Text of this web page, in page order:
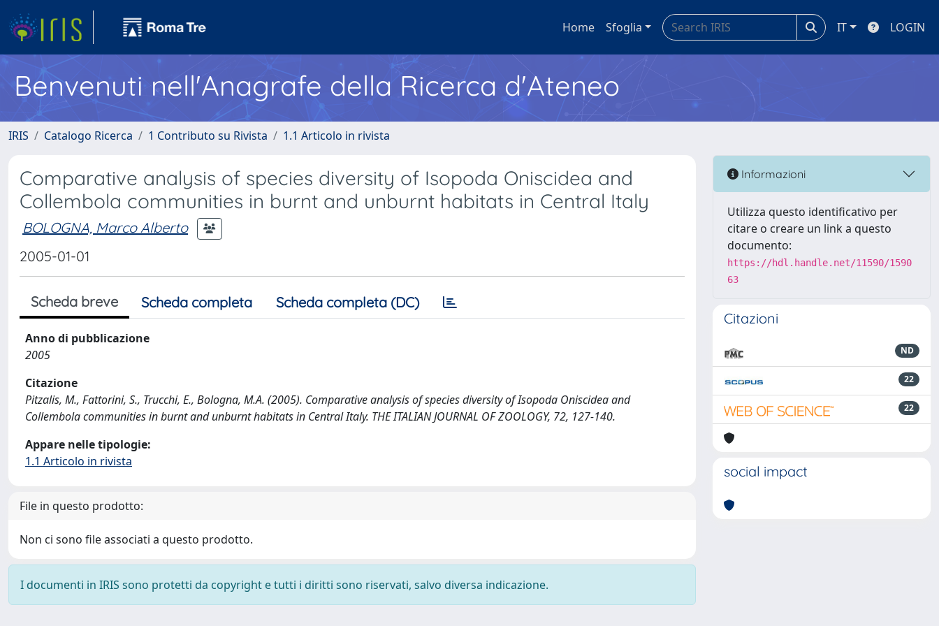
Home Sfoglia IT LOGIN
Benvenuti nell'Anagrafe della Ricerca d'Ateneo
IRIS Catalogo Ricerca 1 Contributo su Rivista 1.1 Articolo in rivista
Comparative analysis of species diversity of Isopoda Oniscidea and
Collembola communities in burnt and unburnt habitats in Central Italy
BOLOGNA, Marco Alberto
2005-01-01
Scheda breve Scheda completa Scheda completa (DC)
Anno di pubblicazione
2005
Citazione
Pitzalis, M., Fattorini, S., Trucchi, E., Bologna, M.A. (2005). Comparative analysis of species diversity of Isopoda Oniscidea and
Collembola communities in burnt and unburnt habitats in Central Italy. THE ITALIAN JOURNAL OF ZOOLOGY, 72, 127-140.
Appare nelle tipologie:
1.1 Articolo in rivista
File in questo prodotto:
Non ci sono file associati a questo prodotto.
I documenti in IRIS sono protetti da copyright e tutti i diritti sono riservati, salvo diversa indicazione.
Informazioni
Utilizza questo identificativo per
citare o creare un link a questo
documento:
https://hdl.handle.net/11590/1590
63
Citazioni
ND
22
22
social impact